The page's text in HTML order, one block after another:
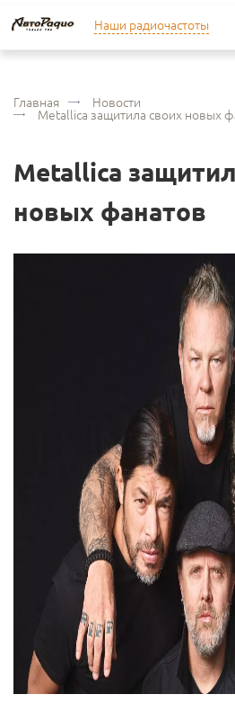
Наши радиочастоты
Главная Новости
Metallica защитила своих новых
Metallica
новых фанатов